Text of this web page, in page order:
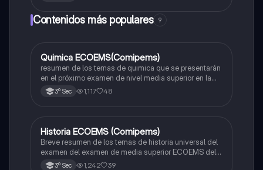
Contenidos más populares 9
Química
Quimica ECOEMS(Comipems)
resumen de los temas de quimica que se presentarán
en el próximo examen de nivel media superior en la
zona metropolitana de el valle de México
3º Sec 1,117 48
Historia
Historia ECOEMS (Comipems)
Breve resumen de los temas de historia universal del
examen del examen de media superior ECOEMS del
valle de México
3º Sec 1,242 39